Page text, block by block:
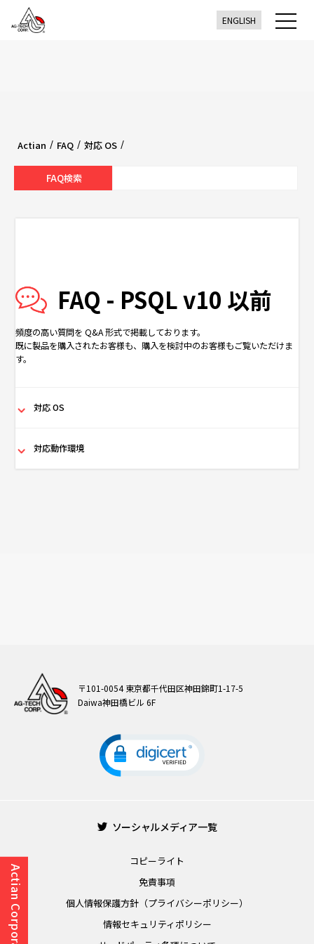
ENGLISH
Actian / FAQ / 対応 OS /
FAQ - PSQL v10 以前
頻度の高い質問を Q&A 形式で掲載しております。
既に製品を購入されたお客様も、購入を検討中のお客様もご覧いただけま
す。
対応 OS
対応動作環境
〒101-0054 東京都千代田区神田錦町1-17-5
Daiwa神田橋ビル 6F
ソーシャルメディア一覧
コピーライト
免責事項
個人情報保護方針（プライバシーポリシー）
情報セキュリティポリシー